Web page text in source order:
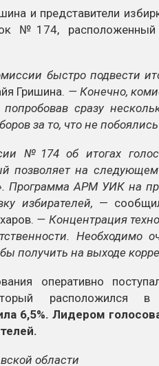
и представители
№174,
быстро подвести
Гришина. — Конечно,
попробовав сразу
за то, что не
№174 об итогах
позволяет на следующем
Программа АРМ УИК на
избирателей, —
— Концентрация
Необходимо
получить на выходе
оперативно
расположился в
6,5%. Лидером
области